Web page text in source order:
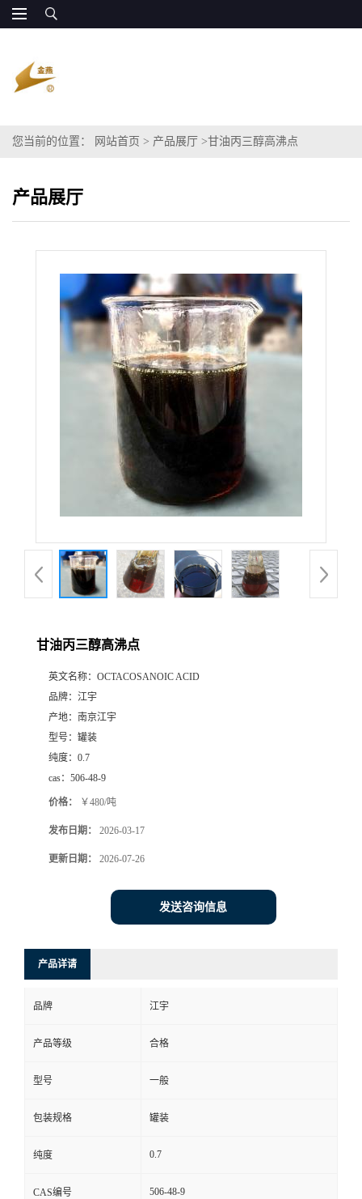
您当前的位置： 网站首页 > 产品展厅 >甘油丙三醇高沸点
产品展厅
甘油丙三醇高沸点
英文名称： OCTACOSANOIC ACID
品牌： 江宇
产地： 南京江宇
型号： 罐装
纯度： 0.7
cas： 506-48-9
价格： ￥480/吨
发布日期： 2026-03-17
更新日期： 2026-07-26
发送咨询信息
产品详请
品牌 江宇
产品等级 合格
型号 一般
包装规格 罐装
纯度 0.7
CAS编号 506-48-9